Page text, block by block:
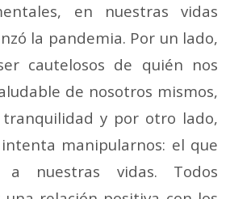
en nuestras vidas
la pandemia. Por un lado,
cautelosos de quién nos
de nosotros mismos,
y por otro lado,
manipularnos: el que
a nuestras vidas. Todos